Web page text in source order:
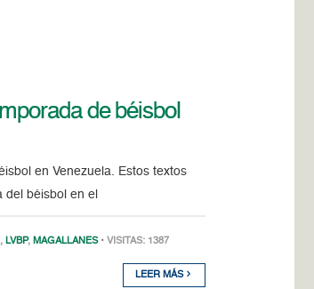
de béisbol
en Venezuela. Estos textos
béisbol en el
, LVBP, MAGALLANES • VISITAS: 1387
LEER MÁS